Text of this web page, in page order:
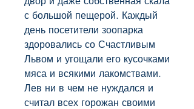
с большой пещерой. Каждый
день посетители зоопарка
здоровались со Счастливым
Львом и угощали его кусочками
мяса и всякими лакомствами.
Лев ни в чем не нуждался и
считал всех горожан своими